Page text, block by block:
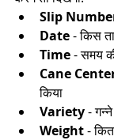
Slip
Date - किस
Time - समय
Cane
किया​
Variety -
Weight -